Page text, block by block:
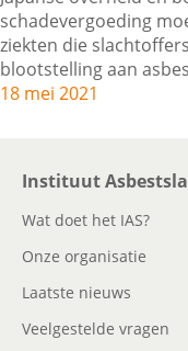
schadevergoeding
ziekten die
blootstelling aan
18 mei 2021
Instituut
Wat doet het IAS?
Onze organisatie
Laatste nieuws
Veelgestelde vragen